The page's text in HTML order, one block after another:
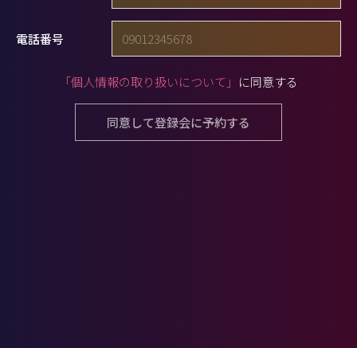
電話番号
「個人情報の取り扱いについて」 に同意する
同意して登録会に予約する